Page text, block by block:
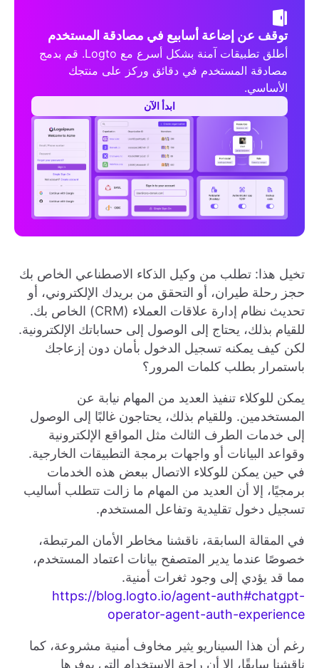
توقف عن إضاعة أسابيع في مصادقة المستخدم
أطلق تطبيقات آمنة بشكل أسرع مع Logto. قم بدمج
مصادقة المستخدم في دقائق وركز على منتجك
الأساسي.
ابدأ الآن
تخيل هذا: تطلب من وكيل الذكاء الاصطناعي الخاص بك
حجز رحلة طيران، أو التحقق من بريدك الإلكتروني، أو
تحديث نظام إدارة علاقات العملاء (CRM) الخاص بك.
للقيام بذلك، يحتاج إلى الوصول إلى حساباتك الإلكترونية.
لكن كيف يمكنه تسجيل الدخول بأمان دون إزعاجك
باستمرار بطلب كلمات المرور؟
يمكن للوكلاء تنفيذ العديد من المهام نيابة عن
المستخدمين. وللقيام بذلك، يحتاجون غالبًا إلى الوصول
إلى خدمات الطرف الثالث مثل المواقع الإلكترونية
وقواعد البيانات أو واجهات برمجة التطبيقات الخارجية.
في حين يمكن للوكلاء الاتصال ببعض هذه الخدمات
برمجيًا، إلا أن العديد من المهام ما زالت تتطلب أساليب
تسجيل دخول تقليدية وتفاعل المستخدم.
في المقالة السابقة، ناقشنا مخاطر الأمان المرتبطة،
خصوصًا عندما يدير المتصفح بيانات اعتماد المستخدم،
مما قد يؤدي إلى وجود ثغرات أمنية.
https://blog.logto.io/agent-auth#chatgpt-
operator-agent-auth-experience
رغم أن هذا السيناريو يثير مخاوف أمنية مشروعة، كما
ناقشنا سابقًا، إلا أن راحة الاستخدام التي يوفرها